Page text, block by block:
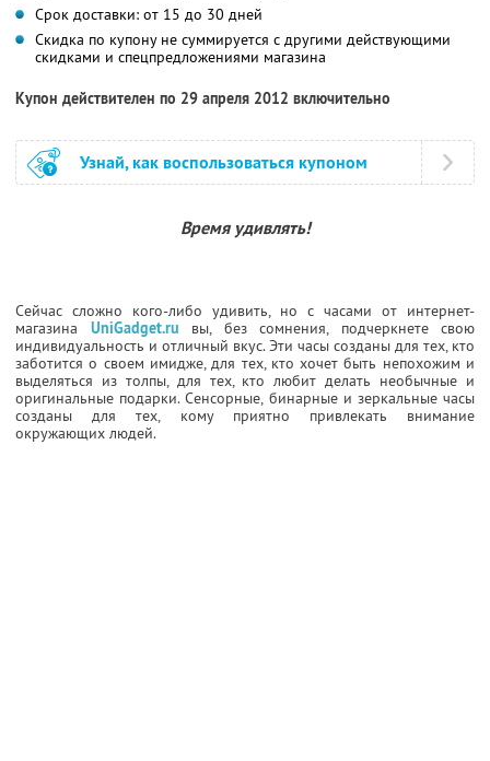
Срок доставки: от 15 до 30 дней
Скидка по купону не суммируется с другими действующими
скидками и спецпредложениями магазина
Купон действителен по 29 апреля 2012 включительно
Узнай, как воспользоваться купоном
Время удивлять!
Сейчас сложно кого-либо удивить, но с часами от интернет-
магазина UniGadget.ru вы, без сомнения, подчеркнете свою
индивидуальность и отличный вкус. Эти часы созданы для тех, кто
заботится о своем имидже, для тех, кто хочет быть непохожим и
выделяться из толпы, для тех, кто любит делать необычные и
оригинальные подарки. Сенсорные, бинарные и зеркальные часы
созданы для тех, кому приятно привлекать внимание
окружающих людей.